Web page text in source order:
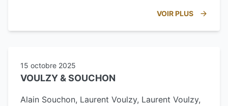
VOIR PLUS
15 octobre 2025
VOULZY & SOUCHON
Alain Souchon, Laurent Voulzy, Laurent Voulzy,